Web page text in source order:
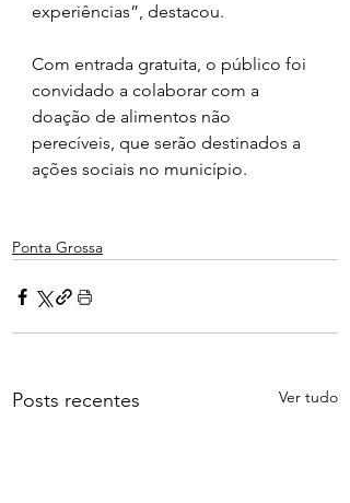
experiências”, destacou.
Com entrada gratuita, o público foi
convidado a colaborar com a
doação de alimentos não
perecíveis, que serão destinados a
ações sociais no município.
Ponta Grossa
Posts recentes Ver tudo